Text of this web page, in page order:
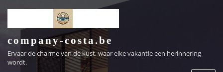
inhoud
company-costa.be
Ervaar de charme van de kust, waar elke vakantie een herinnering
wordt.